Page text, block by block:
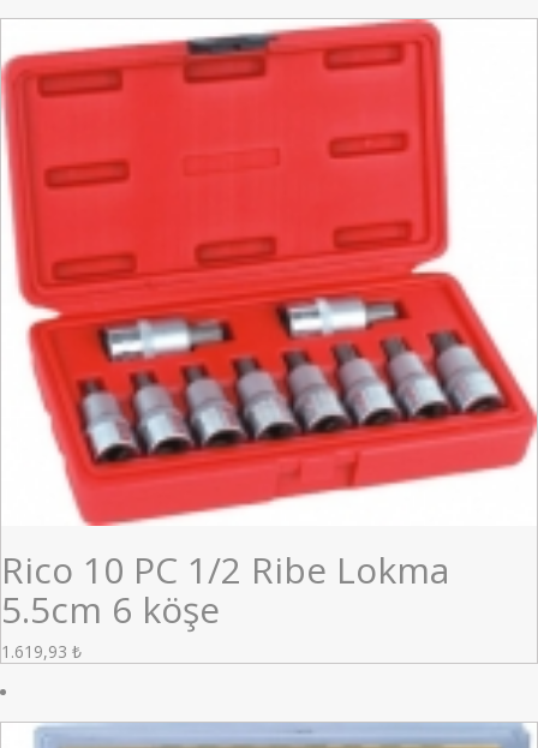
Rico 10 PC 1/2 Ribe Lokma
5.5cm 6 köşe
1.619,93 ₺